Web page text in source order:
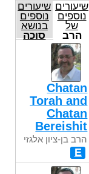
שיעורים
נוספים
של
הרב
בן-ציון
אלגזי
שיעורים
נוספים
בנושא
סוכה
Chatan
Torah and
Chatan
Bereishit
הרב בן-ציון אלגזי
E